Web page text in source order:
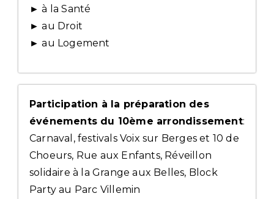
► à la Santé
► au Droit
► au Logement
Participation à la préparation des
événements du 10ème arrondissement:
Carnaval, festivals Voix sur Berges et 10 de
Choeurs, Rue aux Enfants, Réveillon
solidaire à la Grange aux Belles, Block
Party au Parc Villemin